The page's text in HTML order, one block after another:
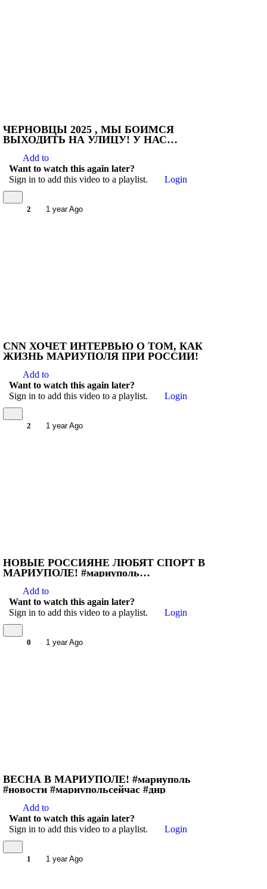
ЧЕРНОВЦЫ 2025 , МЫ БОИМСЯ
ВЫХОДИТЬ НА УЛИЦУ! У НАС
Add to
Want to watch this again later?
Sign in to add this video to a playlist.
Login
2 1 year Ago
CNN ХОЧЕТ ИНТЕРВЬЮ О ТОМ, КАК
ЖИЗНЬ МАРИУПОЛЯ ПРИ РОССИИ!
Add to
Want to watch this again later?
Sign in to add this video to a playlist.
Login
2 1 year Ago
НОВЫЕ РОССИЯНЕ ЛЮБЯТ СПОРТ В
МАРИУПОЛЕ! #мариуполь
Add to
Want to watch this again later?
Sign in to add this video to a playlist.
Login
0 1 year Ago
ВЕСНА В МАРИУПОЛЕ! #мариуполь
#новости #мариупольсейчас #днр
Add to
Want to watch this again later?
Sign in to add this video to a playlist.
Login
1 1 year Ago